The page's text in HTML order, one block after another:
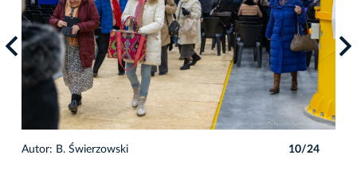
Autor: B. Świerzowski 10/24